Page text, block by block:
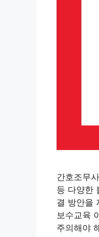
간호조무
등 다양한
결 방안을
보수교육
주의해야